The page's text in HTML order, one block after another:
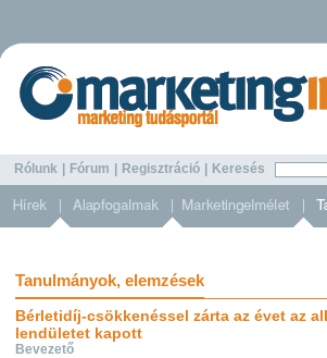
Rólunk Fórum Regisztráció Keresés
Tanulmányok, elemzések
Bérletidíj-csökkenéssel zárta az évet az
lendületet kapott
Bevezető